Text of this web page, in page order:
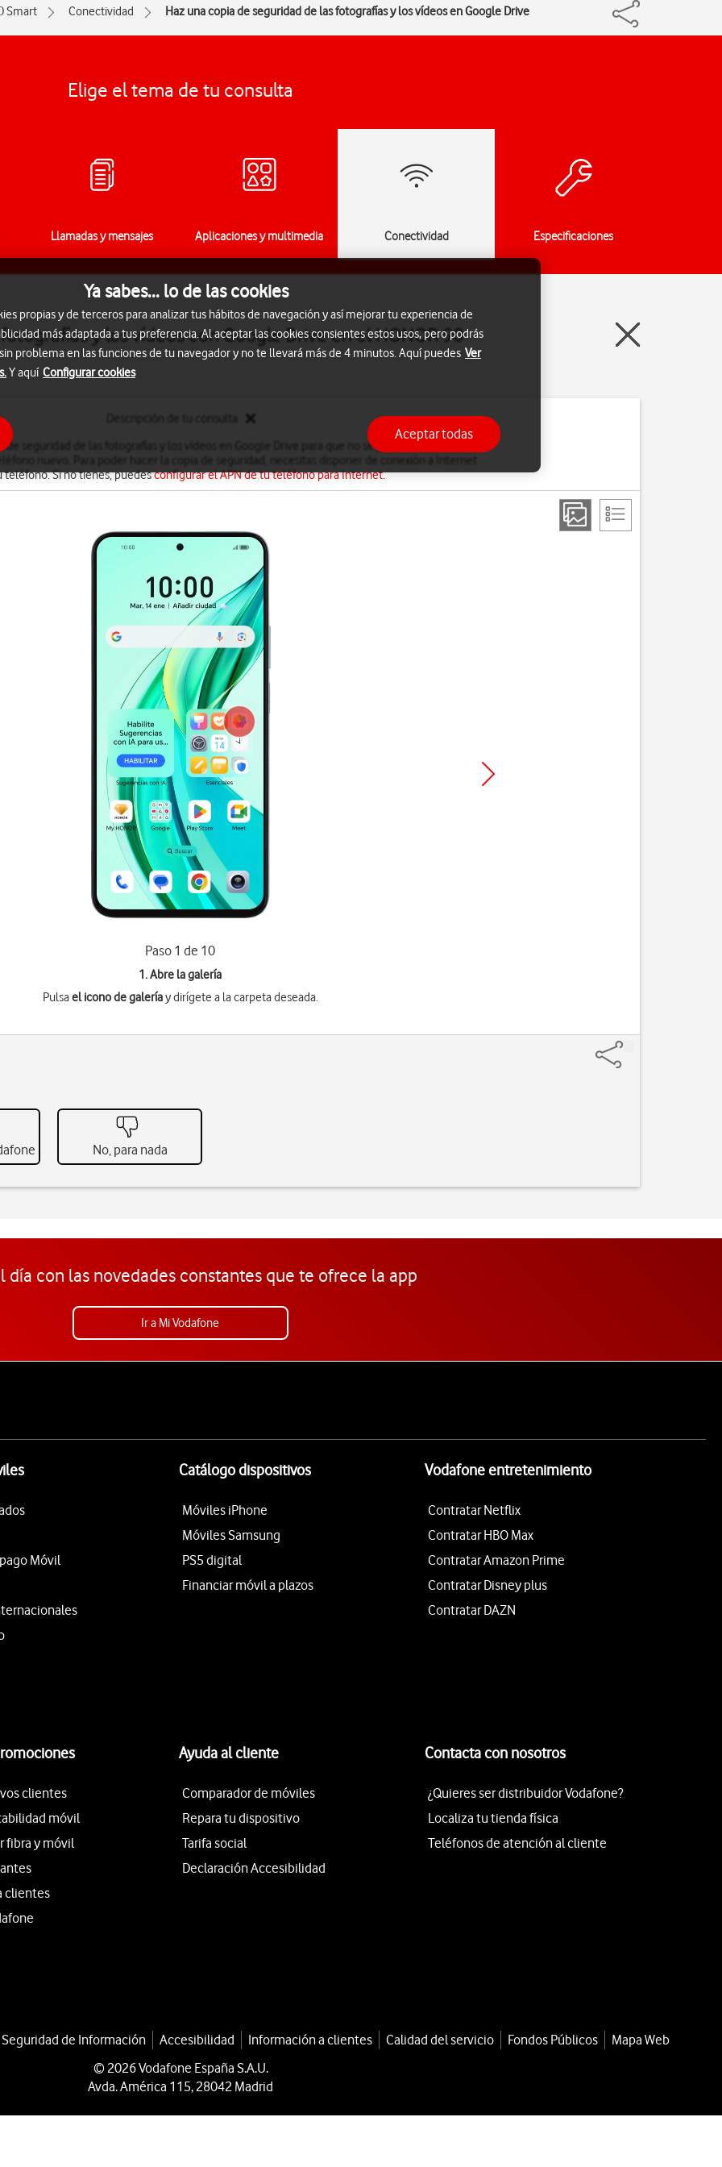
Smart Conectividad Haz una copia de seguridad de las fotografías y los vídeos en Google Drive
Elige el tema de tu consulta
Llamadas y mensajes Aplicaciones y multimedia Conectividad Especificaciones
y los vídeos con Google Drive en el HONOR 90
de seguridad de las fotografías y los vídeos en Google Drive para que no se pierdan cuando, por
teléfono. Si no tienes, puedesconfigurar el APN de tu teléfono para Internet.
Paso 1 de 10
1. Abre la galería
Pulsael icono de galeríay dirígete a la carpeta deseada.
No, para nada
día con las novedades constantes que te ofrece la app
Ir a Mi Vodafone
Móvil
Catálogo dispositivos
Móviles iPhone
Móviles Samsung
PS5 digital
Financiar móvil a plazos
Vodafone entretenimiento
Contratar Netflix
Contratar HBO Max
Contratar Amazon Prime
Contratar Disney plus
Contratar DAZN
clientes
móvil
fibra y móvil
clientes
Ayuda al cliente
Comparador de móviles
Repara tu dispositivo
Tarifa social
Declaración Accesibilidad
Contacta con nosotros
¿Quieres ser distribuidor Vodafone?
Localiza tu tienda física
Teléfonos de atención al cliente
de Información Accesibilidad Información a clientes Calidad del servicio Fondos Públicos
Mapa Web
© 2026 Vodafone España S.A.U.
Avda. América 115, 28042 Madrid
Ya sabes... lo de las cookies
propias y de terceros para analizar tus hábitos de navegación y así mejorar tu experiencia de
más adaptada a tus preferencia. Al aceptar las cookies consientes estos usos, pero podrás
problema en las funciones de tu navegador y no te llevará más de 4 minutos. Aquí puedes Ver
Y aquí Configurar cookies
Aceptar todas